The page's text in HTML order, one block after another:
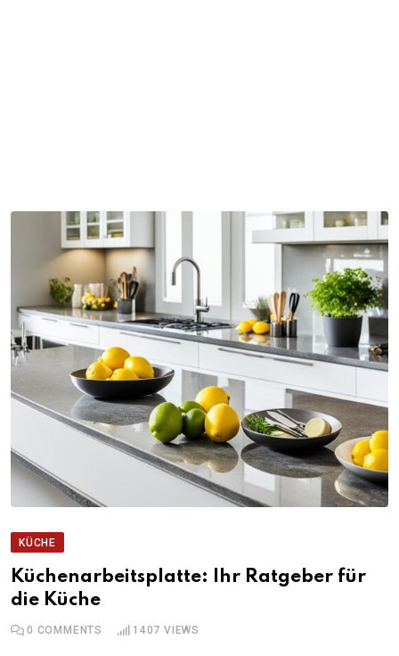
KÜCHE
Küchenarbeitsplatte: Ihr Ratgeber für
die Küche
0 COMMENTS 1407 VIEWS